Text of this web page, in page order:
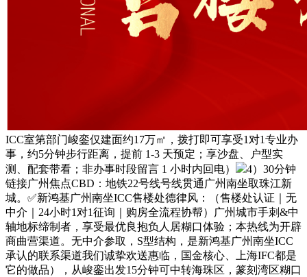
ICC室第部门峻銮仅建面约17万㎡，拨打即可享受1对1专业办
事，约5分钟步行距离，提前 1-3 天预定；享沙盘、户型实
测、配套带看；非办事时段留言 1 小时内回电）
4）30分钟
链接广州焦点CBD：地铁22号线号线贯通广州南坐取珠江新
城。✅新鸿基广州南坐ICC售楼处德律风：（售楼处认证｜无
中介｜24小时1对1征询｜购房全流程协帮）广州城市手刺&中
轴地标缔制者，享受最优良抱负人居糊口体验；本热线为开辟
商曲营渠道。无中介参取，S型结构，是新鸿基广州南坐ICC
承认的联系渠道我们诚挚欢送惠临，国金核心、上海IFC都是
它的做品），从峻銮出发15分钟可中转海珠区，篆刻湾区糊口